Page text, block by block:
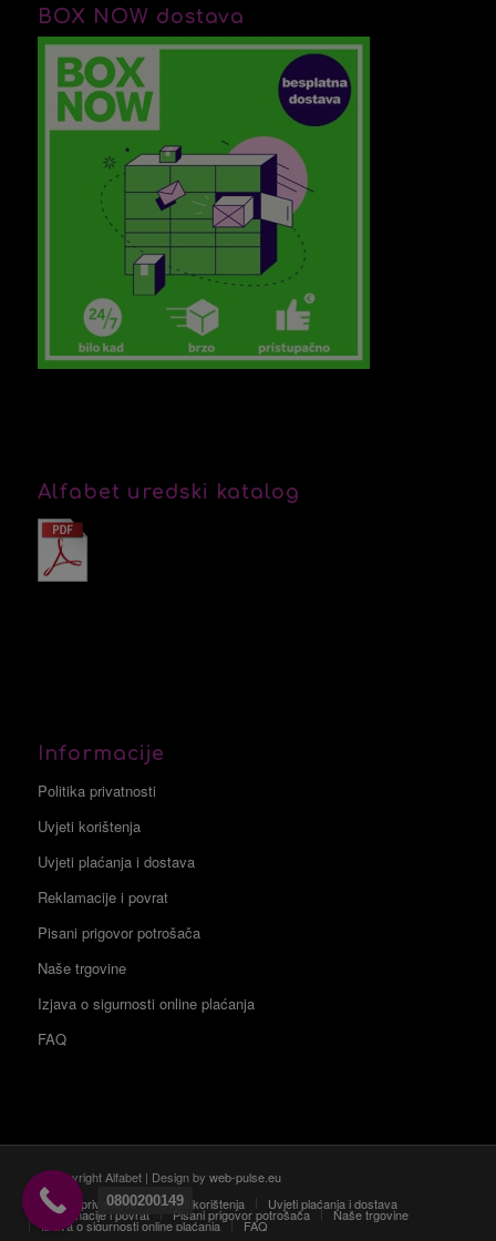
BOX NOW dostava
Alfabet uredski katalog
Informacije
Politika privatnosti
Uvjeti korištenja
Uvjeti plaćanja i dostava
Reklamacije i povrat
Pisani prigovor potrošača
Naše trgovine
Izjava o sigurnosti online plaćanja
FAQ
© Copyright Alfabet | Design by web-pulse.eu
Politika privatnosti
Uvjeti korištenja Uvjeti plaćanja i dostava
Reklamacije i povrat Pisani prigovor potrošača Naše trgovine
Izjava o sigurnosti online plaćanja FAQ
0800200149